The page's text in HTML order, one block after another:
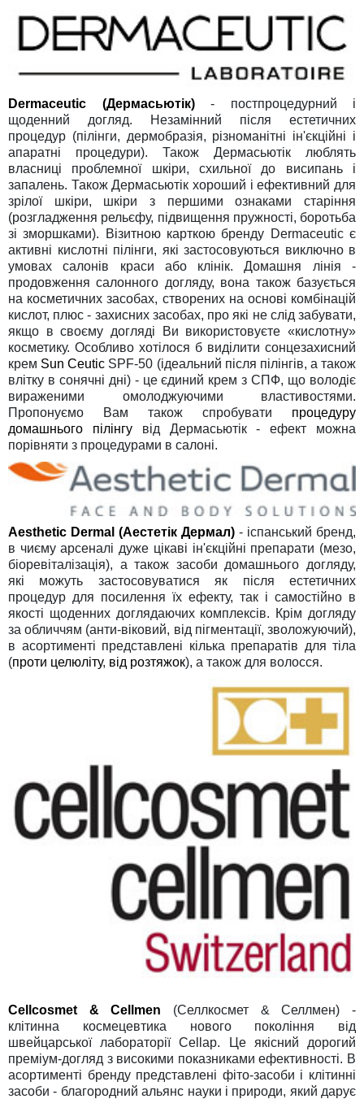
Dermaceutic (Дермасьютік)
- постпроцедурний і
щоденний догляд. Незамінний після естетичних
процедур (пілінги, дермобразія, різноманітні ін'єкційні і
апаратні процедури). Також Дермасьютік люблять
власниці проблемної шкіри, схильної до висипань і
запалень. Також Дермасьютік хороший і ефективний для
зрілої шкіри, шкіри з першими ознаками старіння
(розгладження рельєфу, підвищення пружності, боротьба
зі зморшками). Візитною карткою бренду Dermaceutic є
активні кислотні пілінги, які застосовуються виключно в
умовах салонів краси або клінік. Домашня лінія -
продовження салонного догляду, вона також базується
на косметичних засобах, створених на основі комбінацій
кислот, плюс - захисних засобах, про які не слід забувати,
якщо в своєму догляді Ви використовуєте «кислотну»
косметику. Особливо хотілося б виділити сонцезахисний
крем Sun Ceutic SPF-50 (ідеальний після пілінгів, а також
влітку в сонячні дні) - це єдиний крем з СПФ, що володіє
вираженими омолоджуючими властивостями.
Пропонуємо Вам також спробувати процедуру
домашнього пілінгувід Дермасьютік - ефект можна
порівняти з процедурами в салоні.
Aesthetic Dermal (Аестетік Дермал) - іспанський бренд,
в чиєму арсеналі дуже цікаві ін'єкційні препарати (мезо,
біоревіталізація), а також засоби домашнього догляду,
які можуть застосовуватися як після естетичних
процедур для посилення їх ефекту, так і самостійно в
якості щоденних доглядаючих комплексів. Крім догляду
за обличчям (анти-віковий, від пігментації, зволожуючий),
в асортименті представлені кілька препаратів для тіла
(проти целюліту, від розтяжок), а також для волосся.
Сellcosmet & Сellmen (Селлкосмет & Селлмен) -
клітинна космецевтика нового покоління від
швейцарської лабораторії Cellap. Це якісний дорогий
преміум-догляд з високими показниками ефективності. В
асортименті бренду представлені фіто-засоби і клітинні
засоби - благородний альянс науки і природи, який дарує